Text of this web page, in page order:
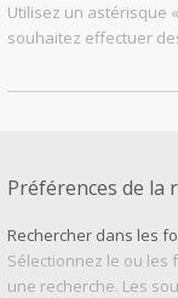
Utilisez un astérisque
souhaitez effectuer
Préférences de la
Rechercher dans les
Sélectionnez le ou
une recherche. Les